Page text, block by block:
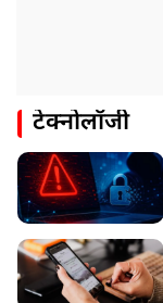
टेक्नोलॉजी